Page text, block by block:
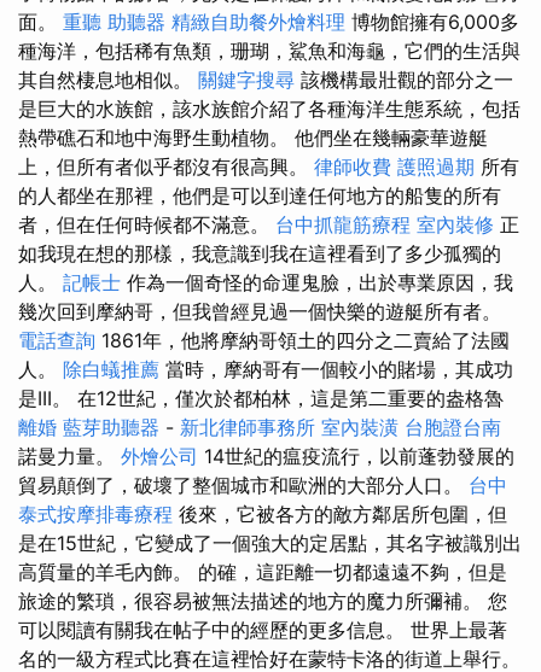
面。 重聽 助聽器 精緻自助餐外燴料理 博物館擁有6,000多
種海洋，包括稀有魚類，珊瑚，鯊魚和海龜，它們的生活與
其自然棲息地相似。 關鍵字搜尋 該機構最壯觀的部分之一
是巨大的水族館，該水族館介紹了各種海洋生態系統，包括
熱帶礁石和地中海野生動植物。 他們坐在幾輛豪華遊艇
上，但所有者似乎都沒有很高興。 律師收費 護照過期 所有
的人都坐在那裡，他們是可以到達任何地方的船隻的所有
者，但在任何時候都不滿意。 台中抓龍筋療程 室內裝修 正
如我現在想的那樣，我意識到我在這裡看到了多少孤獨的
人。 記帳士 作為一個奇怪的命運鬼臉，出於專業原因，我
幾次回到摩納哥，但我曾經見過一個快樂的遊艇所有者。
電話查詢 1861年，他將摩納哥領土的四分之二賣給了法國
人。 除白蟻推薦 當時，摩納哥有一個較小的賭場，其成功
是III。 在12世紀，僅次於都柏林，這是第二重要的盎格魯
離婚 藍芽助聽器 - 新北律師事務所 室內裝潢 台胞證台南
諾曼力量。 外燴公司 14世紀的瘟疫流行，以前蓬勃發展的
貿易顛倒了，破壞了整個城市和歐洲的大部分人口。 台中
泰式按摩排毒療程 後來，它被各方的敵方鄰居所包圍，但
是在15世紀，它變成了一個強大的定居點，其名字被識別出
高質量的羊毛內飾。 的確，這距離一切都遠遠不夠，但是
旅途的繁瑣，很容易被無法描述的地方的魔力所彌補。 您
可以閱讀有關我在帖子中的經歷的更多信息。 世界上最著
名的一級方程式比賽在這裡恰好在蒙特卡洛的街道上舉行。